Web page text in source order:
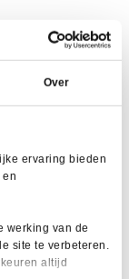
Over
ervaring bieden
en
werking van de
site te verbeteren.
altijd
product